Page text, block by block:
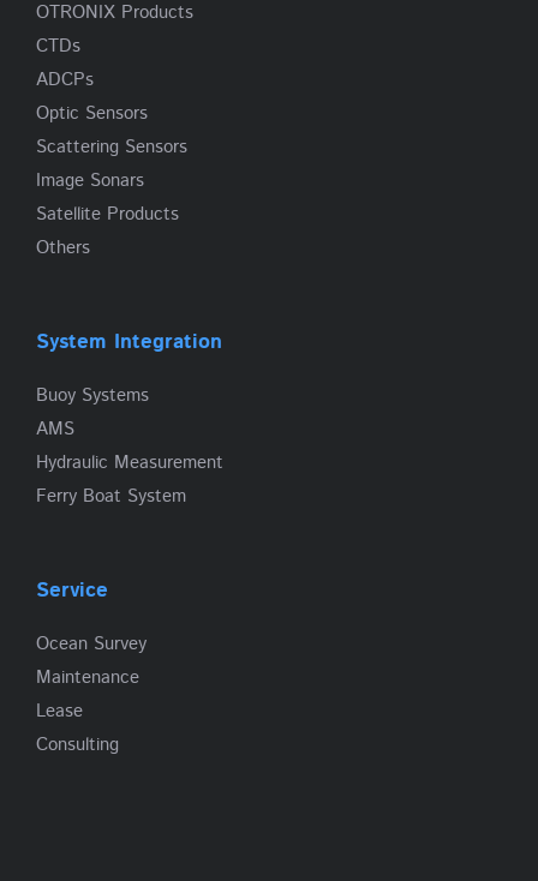
OTRONIX Products
CTDs
ADCPs
Optic Sensors
Scattering Sensors
Image Sonars
Satellite Products
Others
System Integration
Buoy Systems
AMS
Hydraulic Measurement
Ferry Boat System
Service
Ocean Survey
Maintenance
Lease
Consulting